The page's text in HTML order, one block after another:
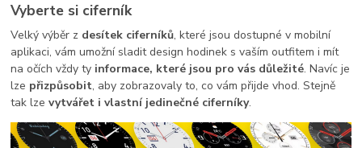
Vyberte si ciferník
Velký výběr z desítek ciferníků, které jsou dostupné v mobilní
aplikaci, vám umožní sladit design hodinek s vaším outfitem i mít
na očích vždy ty informace, které jsou pro vás důležité. Navíc je
lze přizpůsobit, aby zobrazovaly to, co vám přijde vhod. Stejně
tak lzevytvářet i vlastní jedinečné ciferníky.